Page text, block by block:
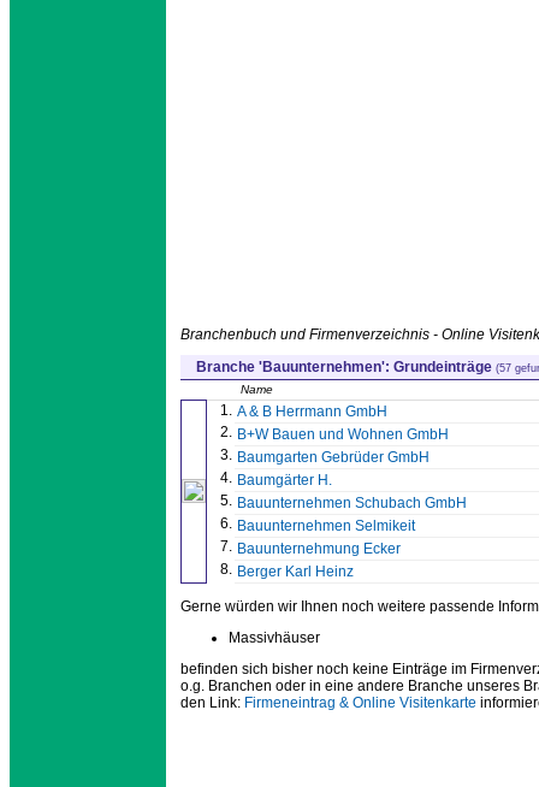
Branchenbuch und Firmenverzeichnis - Online
Branche 'Bauunternehmen': Grundeinträge (57
Name
1. A & B Herrmann GmbH
2. B+W Bauen und Wohnen GmbH
3. Baumgarten Gebrüder GmbH
4. Baumgärter H.
5. Bauunternehmen Schubach GmbH
6. Bauunternehmen Selmikeit
7. Bauunternehmung Ecker
8. Berger Karl Heinz
Gerne würden wir Ihnen noch weitere passende
Massivhäuser
befinden sich bisher noch keine Einträge im
o.g. Branchen oder in eine andere Branche unseres
den Link: Firmeneintrag & Online Visitenkarte